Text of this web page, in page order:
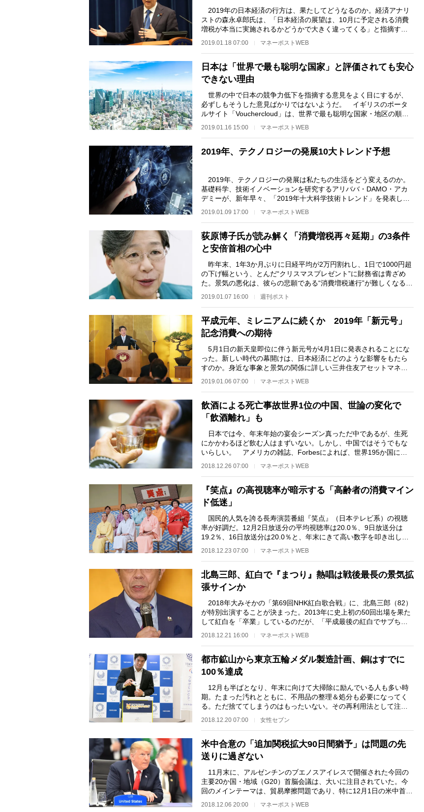
2019年の日本経済の行方は、果たしてどうなるのか。経済アナリ
ストの森永卓郎氏は、「日本経済の展望は、10月に予定される消費
増税が本当に実施されるかどうかで大きく違ってくる」と指摘す
2019.01.18 07:00 マネーポストWEB
日本は「世界で最も聡明な国家」と評価されても安心
できない理由
世界の中で日本の競争力低下を指摘する意見をよく目にするが、
必ずしもそうした意見ばかりではないようだ。 イギリスのポータ
ルサイト「Vouchercloud」は、世界で最も聡明な国家・地区の順位
2019.01.16 15:00 マネーポストWEB
2019年、テクノロジーの発展10大トレンド予想
2019年、テクノロジーの発展は私たちの生活をどう変えるのか。
基礎科学、技術イノベーションを研究するアリババ・DAMO・アカ
デミーが、新年早々、「2019年十大科学技術トレンド」を発表し
た。その10項目を見てみ…
2019.01.09 17:00 マネーポストWEB
荻原博子氏が読み解く「消費増税再々延期」の3条件
と安倍首相の心中
昨年末、1年3か月ぶりに日経平均が2万円割れし、1日で1000円超
の下げ幅という、とんだ“クリスマスプレゼント”に財務省は青ざめ
た。景気の悪化は、彼らの悲願である“消費増税遂行”が難しくなるこ
とにつながる。一…
2019.01.07 16:00 週刊ポスト
平成元年、ミレニアムに続くか 2019年「新元号」
記念消費への期待
5月1日の新天皇即位に伴う新元号が4月1日に発表されることにな
った。新しい時代の幕開けは、日本経済にどのような影響をもたら
すのか。身近な事象と景気の関係に詳しい三井住友アセットマネジ
2019.01.06 07:00 マネーポストWEB
飲酒による死亡事故世界1位の中国、世論の変化で
「飲酒離れ」も
日本では今、年末年始の宴会シーズン真っただ中であるが、生死
にかかわるほど飲む人はまずいない。しかし、中国ではそうでもな
いらしい。 アメリカの雑誌、Forbesによれば、世界195か国にお
2018.12.26 07:00 マネーポストWEB
『笑点』の高視聴率が暗示する「高齢者の消費マイン
ド低迷」
国民的人気を誇る長寿演芸番組『笑点』（日本テレビ系）の視聴
率が好調だ。12月2日放送分の平均視聴率は20.0％、9日放送分は
19.2％、16日放送分は20.0％と、年末にきて高い数字を叩き出して
いる。 2018年7月に亡…
2018.12.23 07:00 マネーポストWEB
北島三郎、紅白で『まつり』熱唱は戦後最長の景気拡
張サインか
2018年大みそかの「第69回NHK紅白歌合戦」に、北島三郎（82）
が特別出演することが決まった。2013年に史上初の50回出場を果た
して紅白を「卒業」しているのだが、「平成最後の紅白でサブちゃ
2018.12.21 16:00 マネーポストWEB
都市鉱山から東京五輪メダル製造計画、銅はすでに
100％達成
12月も半ばとなり、年末に向けて大掃除に励んでいる人も多い時
期。たまった汚れとともに、不用品の整理＆処分も必要になってく
る。ただ捨ててしまうのはもったいない。その再利用法として注目
されているのが、「…
2018.12.20 07:00 女性セブン
米中合意の「追加関税拡大90日間猶予」は問題の先
送りに過ぎない
11月末に、アルゼンチンのブエノスアイレスで開催された今回の
主要20か国・地域（G20）首脳会議は、大いに注目されていた。今
回のメインテーマは、貿易摩擦問題であり、特に12月1日の米中首脳
2018.12.06 20:00 マネーポストWEB